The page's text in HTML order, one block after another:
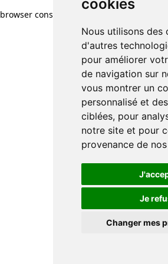
cookies
Nous utilisons des
d'autres
pour améliorer
de navigation sur
vous montrer un
personnalisé et
ciblées, pour
notre site et pour
provenance de
Je
Changer mes
browser console for more information)